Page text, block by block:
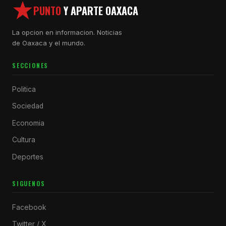
PUNTOY APARTE OAXACA
La opcion en informacion. Noticias
de Oaxaca y el mundo.
SECCIONES
Politica
Sociedad
Economia
Cultura
Deportes
SIGUENOS
Facebook
Twitter / X